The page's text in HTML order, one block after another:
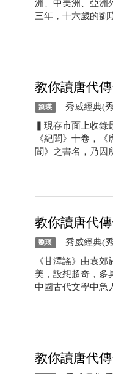
洲、中美洲、亞洲
三年，十六歲的劉
教你讀唐代
劉瑛 秀威經典(
▍現存市面上收錄
《紀聞》十卷，
聞》之書名，乃因
教你讀唐代
劉瑛 秀威經典(
《甘澤謠》由袁
美，設想超奇，多
中國古代文學中急
教你讀唐代